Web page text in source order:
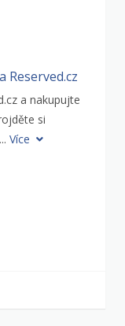
Reserved.cz
a nakupujte
si
Více